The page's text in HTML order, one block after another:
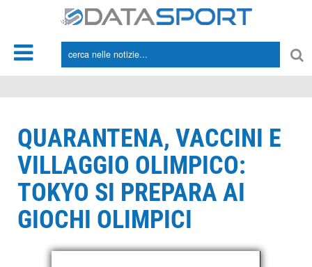
QUARANTENA, VACCINI E
VILLAGGIO OLIMPICO:
TOKYO SI PREPARA AI
GIOCHI OLIMPICI